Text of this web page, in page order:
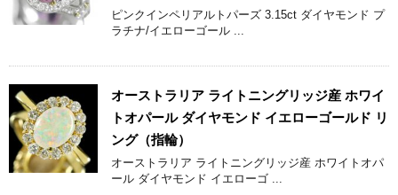
ピンクインペリアルトパーズ 3.15ct ダイヤモンド プ
ラチナ/イエローゴール ...
オーストラリア ライトニングリッジ産 ホワイ
トオパール ダイヤモンド イエローゴールド リ
ング（指輪）
オーストラリア ライトニングリッジ産 ホワイトオパ
ール ダイヤモンド イエローゴ ...